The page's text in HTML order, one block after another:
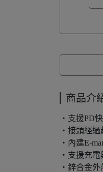
商品介
・支援PD
・接頭經
・內建E-
・支援充
・鋅合金